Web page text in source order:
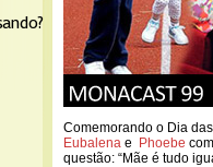
Comemorando o Dia
Eubalena e Phoebe
questão: “Mãe é tudo